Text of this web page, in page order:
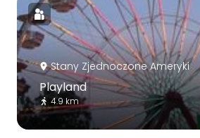
Stany Zjednoczone Ameryki
Playland
4.9 km